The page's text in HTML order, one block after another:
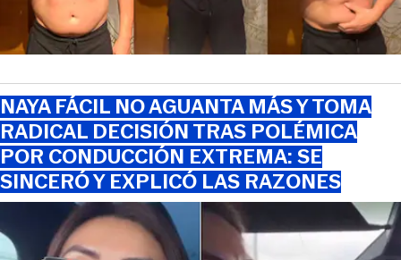
NAYA FÁCIL NO AGUANTA MÁS Y TOMA
RADICAL DECISIÓN TRAS POLÉMICA
POR CONDUCCIÓN EXTREMA: SE
SINCERÓ Y EXPLICÓ LAS RAZONES